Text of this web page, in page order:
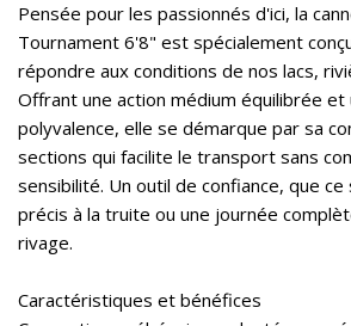
Pensée pour les passionnés d'ici, la
Tournament 6'8" est spécialement
répondre aux conditions de nos lacs,
Offrant une action médium équilibrée et
polyvalence, elle se démarque par sa
sections qui facilite le transport sans
sensibilité. Un outil de confiance, que
précis à la truite ou une journée
rivage.
Caractéristiques et bénéfices